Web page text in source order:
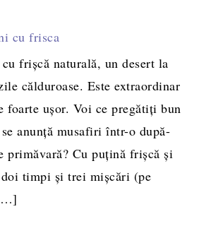
frișcă naturală, un desert la
călduroase. Este extraordinar
foarte ușor. Voi ce pregătiţi bun
anunţă musafiri într-o după-
primăvară? Cu puţină frişcă şi
timpi și trei mișcări (pe